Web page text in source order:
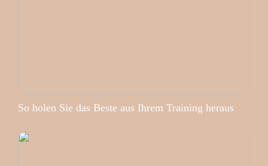
So holen Sie das Beste aus Ihrem Training heraus